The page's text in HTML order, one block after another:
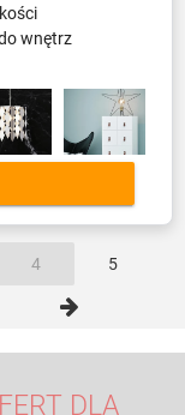
wnętrz
4 5
DLA